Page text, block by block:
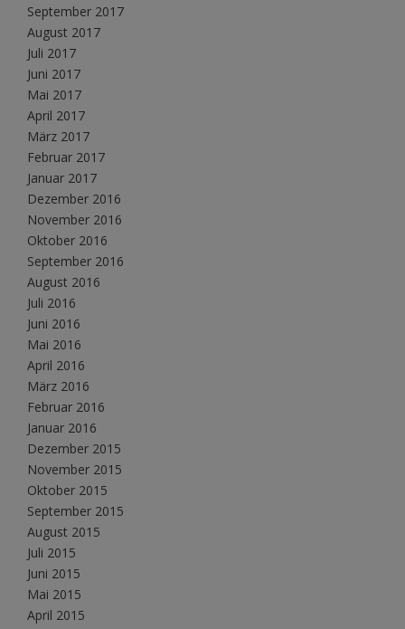
September 2017
August 2017
Juli 2017
Juni 2017
Mai 2017
April 2017
März 2017
Februar 2017
Januar 2017
Dezember 2016
November 2016
Oktober 2016
September 2016
August 2016
Juli 2016
Juni 2016
Mai 2016
April 2016
März 2016
Februar 2016
Januar 2016
Dezember 2015
November 2015
Oktober 2015
September 2015
August 2015
Juli 2015
Juni 2015
Mai 2015
April 2015